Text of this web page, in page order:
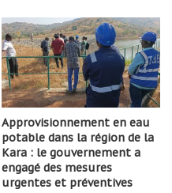
Approvisionnement en eau
potable dans la région de la
Kara : le gouvernement a
engagé des mesures
urgentes et préventives